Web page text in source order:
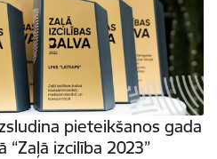
pieteikšanos gada
“Zaļā izcilība 2023”